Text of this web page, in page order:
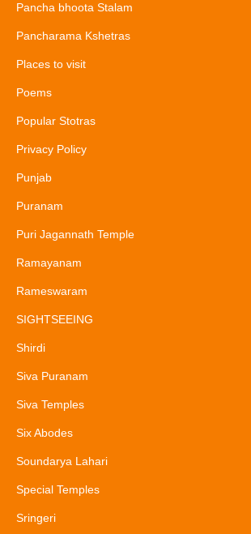
Pancha bhoota Stalam
Pancharama Kshetras
Places to visit
Poems
Popular Stotras
Privacy Policy
Punjab
Puranam
Puri Jagannath Temple
Ramayanam
Rameswaram
SIGHTSEEING
Shirdi
Siva Puranam
Siva Temples
Six Abodes
Soundarya Lahari
Special Temples
Sringeri